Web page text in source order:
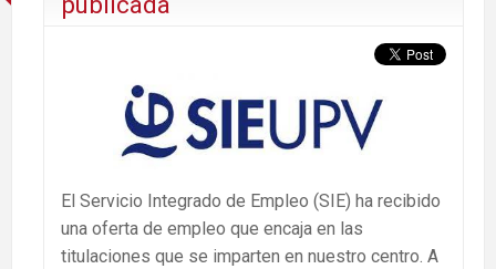
El Servicio Integrado de Empleo (SIE) ha recibido
una oferta de empleo que encaja en las
titulaciones que se imparten en nuestro centro. A